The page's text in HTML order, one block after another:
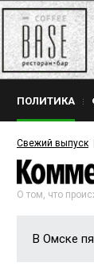
ПОЛИТИКА
Свежий выпуск
О том, что
В Омске